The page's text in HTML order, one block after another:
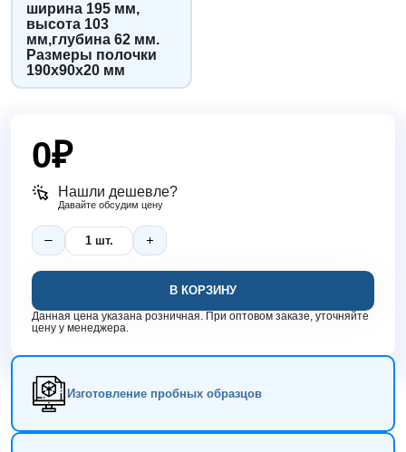
ширина 195 мм,
высота 103
мм,глубина 62 мм.
Размеры полочки
190х90х20 мм
0₽
Нашли дешевле?
Давайте обсудим цену
В КОРЗИНУ
Данная цена указана розничная. При оптовом заказе, уточняйте
цену у менеджера.
Изготовление пробных образцов